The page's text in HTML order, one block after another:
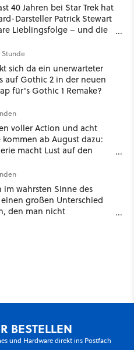
40 Jahren bei Star Trek hat
Darsteller Patrick Stewart
Lieblingsfolge – und die
sich da ein unerwarteter
auf Gothic 2 in der neuen
für's Gothic 1 Remake?
voller Action und acht
kommen ab August dazu:
macht Lust auf den
im wahrsten Sinne des
großen Unterschied
den man nicht
BESTELLEN
und Hardware direkt ins Postfach